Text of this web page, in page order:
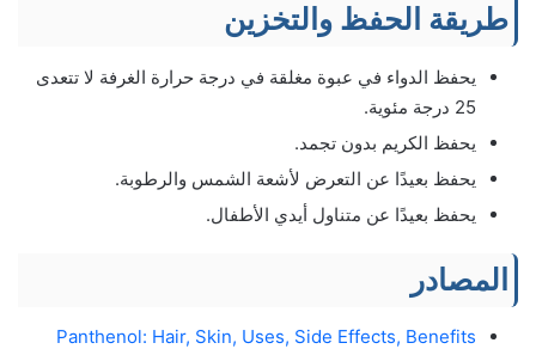
طريقة الحفظ والتخزين
يحفظ الدواء في عبوة مغلقة في درجة حرارة الغرفة لا تتعدى
25 درجة مئوية.
يحفظ الكريم بدون تجمد.
يحفظ بعيدًا عن التعرض لأشعة الشمس والرطوبة.
يحفظ بعيدًا عن متناول أيدي الأطفال.
المصادر
Panthenol: Hair, Skin, Uses, Side Effects, Benefits